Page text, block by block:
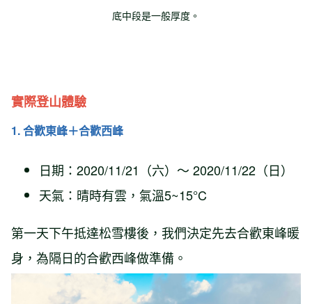
底中段是一般厚度。
實際登山體驗
1. 合歡東峰＋合歡西峰
日期：2020/11/21（六）～ 2020/11/22（日）
天氣：晴時有雲，氣溫5~15°C
第一天下午抵達松雪樓後，我們決定先去合歡東峰暖
身，為隔日的合歡西峰做準備。